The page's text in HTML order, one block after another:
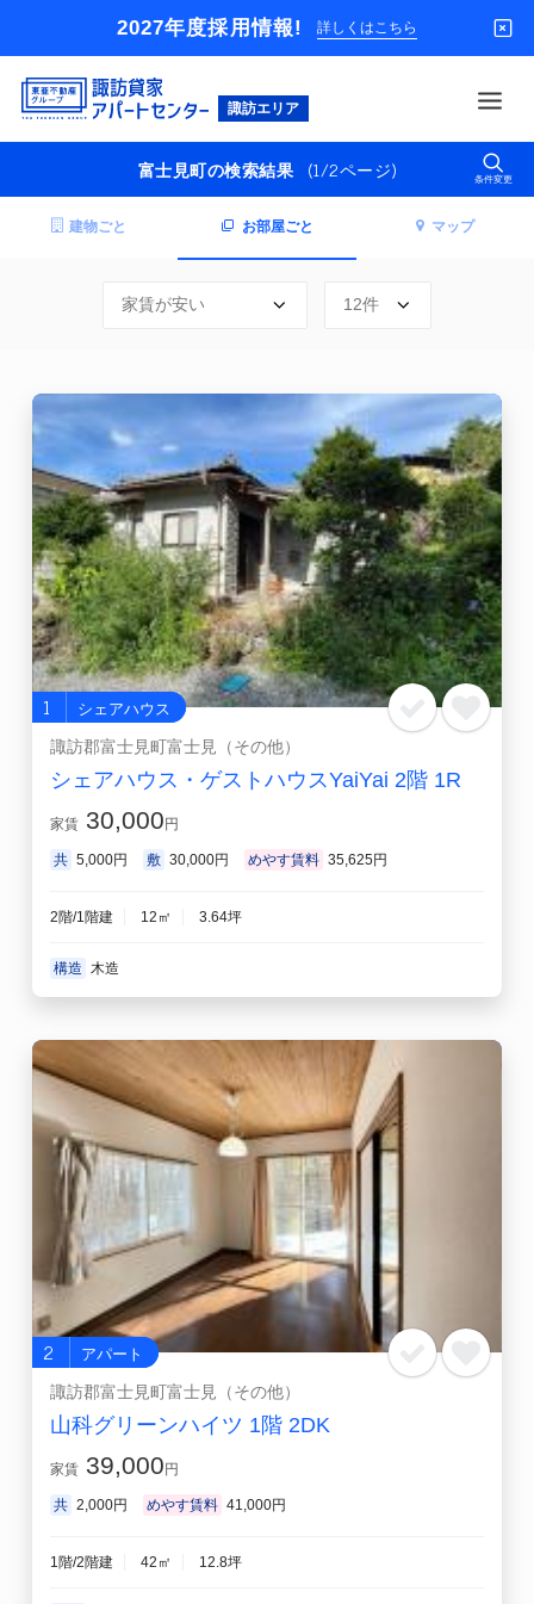
2027年度採用情報! 詳しくはこちら
借りる
買う
お問い合わせ
お気に入り 閲覧履歴
東
亜
富士見町の検索結果 (1/2ページ) 条件変更
建物ごと お部屋ごと マップ
1 シェアハウス
諏訪郡富士見町富士見（その他）
シェアハウス・ゲストハウスYaiYai 2階 1R
家賃 30,000円
共 5,000円 敷 30,000円 めやす賃料 35,625円
2階/1階建 12㎡ 3.64坪
構造 木造
2 アパート
諏訪郡富士見町富士見（その他）
山科グリーンハイツ 1階 2DK
家賃 39,000 円
共 2,000円 めやす賃料 41,000円
1階/2階建 42㎡ 12.8坪